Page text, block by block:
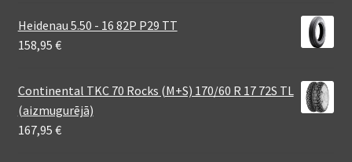
Heidenau 5.50 - 16 82P P29 TT
158,95 €
Continental TKC 70 Rocks (M+S) 170/60 R 17 72S TL
(aizmugurējā)
167,95 €